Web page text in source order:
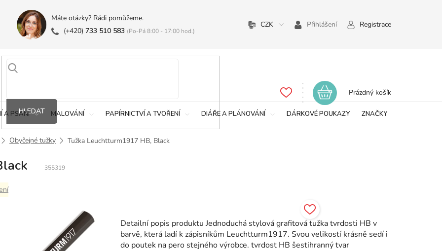
Máte otázky? Rádi pomůžeme.
(+420) 733 510 583 (Po-Pá 8:00 - 17:00 hod.)
CZK Přihlášení Registrace
HLEDAT
Nákupní
Prázdný košík
A PSANÍ MALOVÁNÍ PAPÍRNICTVÍ A TVOŘENÍ DIÁŘE A PLÁNOVÁNÍ DÁRKOVÉ POUKAZY ZNAČKY
Obyčejné tužky Tužka Leuchtturm1917 HB, Black
355319
Detailní popis produktu Jednoduchá stylová grafitová tužka tvrdosti HB v
barvě, která ladí k zápisníkům Leuchtturm1917. Svou velikostí krásně sedí i
do poutek na pero stejného výrobce. tvrdost HB šestihranný tvar